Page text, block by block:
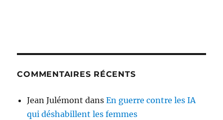
COMMENTAIRES RÉCENTS
Jean Julémont dansEn guerre contre les IA
qui déshabillent les femmes